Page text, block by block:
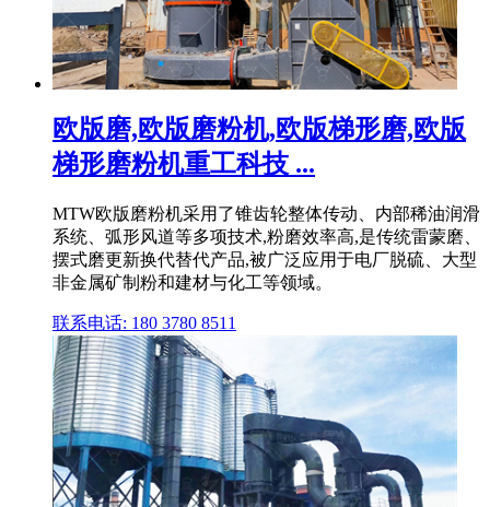
欧版磨,欧版磨粉机,欧版梯形磨,欧版
梯形磨粉机重工科技 ...
MTW欧版磨粉机采用了锥齿轮整体传动、内部稀油润滑
系统、弧形风道等多项技术,粉磨效率高,是传统雷蒙磨、
摆式磨更新换代替代产品,被广泛应用于电厂脱硫、大型
非金属矿制粉和建材与化工等领域。
联系电话: 180 3780 8511